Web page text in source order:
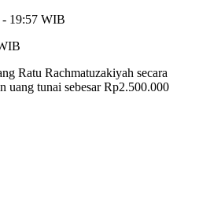
19:57 WIB
Ratu Rachmatuzakiyah secara
uang tunai sebesar Rp2.500.000